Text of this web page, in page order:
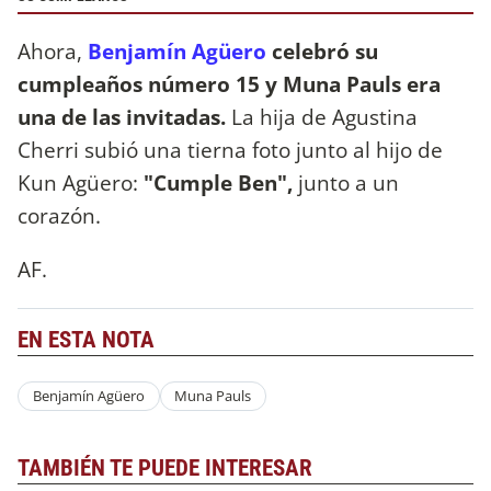
Ahora, Benjamín Agüero celebró su
cumpleaños número 15 y Muna Pauls era
una de las invitadas. La hija de Agustina
Cherri subió una tierna foto junto al hijo de
Kun Agüero: "Cumple Ben", junto a un
corazón.
AF.
EN ESTA NOTA
Benjamín Agüero Muna Pauls
TAMBIÉN TE PUEDE INTERESAR